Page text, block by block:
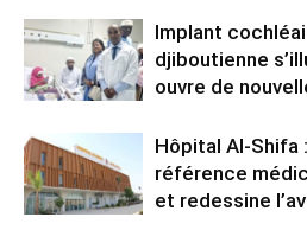
Implant
djiboutienne
ouvre de
Hôpital Al-Shifa
référence
et redessine